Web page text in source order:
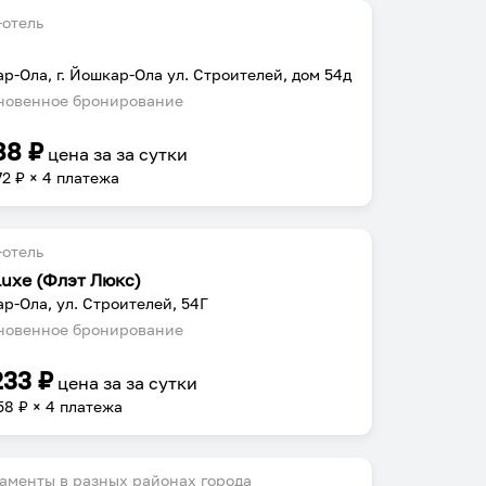
Ола, г. Йошкар-Ола ул. Строителей, дом 54д
бронирование
₽ цена заза сутки
₽ × 4 платежа
(Флэт Люкс)
Ола, ул. Строителей, 54Г
бронирование
₽ цена заза сутки
₽ × 4 платежа
в разных районах города